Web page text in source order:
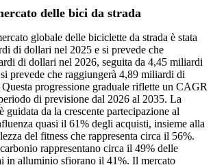
delle bici da strada
globale delle biciclette da strada è stata
di dollari nel 2025 e si prevede che
di dollari nel 2026, seguita da 4,45 miliardi
prevede che raggiungerà 4,89 miliardi di
progressione graduale riflette un CAGR
di previsione dal 2026 al 2035. La
guidata da la crescente partecipazione al
quasi il 61% degli acquisti, insieme alla
del fitness che rappresenta circa il 56%.
rappresentano circa il 49% delle
in alluminio sfiorano il 41%. Il mercato